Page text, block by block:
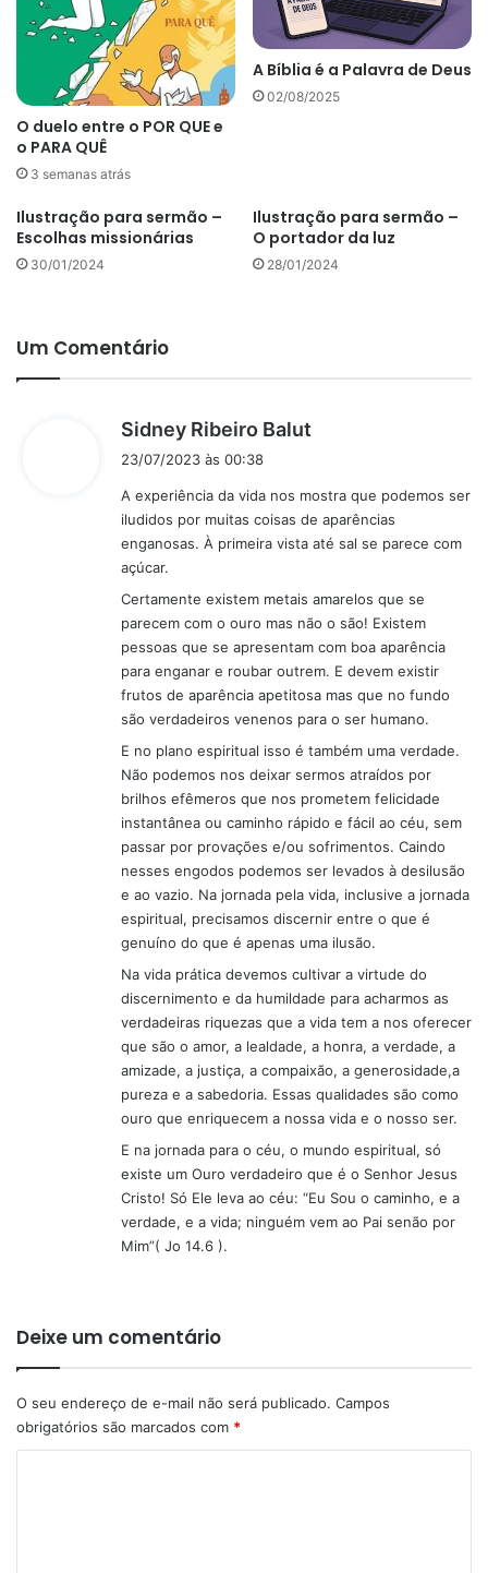
O duelo entre o POR QUE e
o PARA QUÊ
3 semanas atrás
A Bíblia é a Palavra de Deus
02/08/2025
Ilustração para sermão –
Escolhas missionárias
30/01/2024
Ilustração para sermão –
O portador da luz
28/01/2024
Um Comentário
Sidney Ribeiro Balut
s
e
:
23/07/2023 às 00:38
A experiência da vida nos mostra que podemos ser
iludidos por muitas coisas de aparências
enganosas. À primeira vista até sal se parece com
açúcar.
Certamente existem metais amarelos que se
parecem com o ouro mas não o são! Existem
pessoas que se apresentam com boa aparência
para enganar e roubar outrem. E devem existir
frutos de aparência apetitosa mas que no fundo
são verdadeiros venenos para o ser humano.
E no plano espiritual isso é também uma verdade.
Não podemos nos deixar sermos atraídos por
brilhos efêmeros que nos prometem felicidade
instantânea ou caminho rápido e fácil ao céu, sem
passar por provações e/ou sofrimentos. Caindo
nesses engodos podemos ser levados à desilusão
e ao vazio. Na jornada pela vida, inclusive a jornada
espiritual, precisamos discernir entre o que é
genuíno do que é apenas uma ilusão.
Na vida prática devemos cultivar a virtude do
discernimento e da humildade para acharmos as
verdadeiras riquezas que a vida tem a nos oferecer
que são o amor, a lealdade, a honra, a verdade, a
amizade, a justiça, a compaixão, a generosidade,a
pureza e a sabedoria. Essas qualidades são como
ouro que enriquecem a nossa vida e o nosso ser.
E na jornada para o céu, o mundo espiritual, só
existe um Ouro verdadeiro que é o Senhor Jesus
Cristo! Só Ele leva ao céu: “Eu Sou o caminho, e a
verdade, e a vida; ninguém vem ao Pai senão por
Mim”( Jo 14.6 ).
Deixe um comentário
O seu endereço de e-mail não será publicado. Campos
obrigatórios são marcados com *